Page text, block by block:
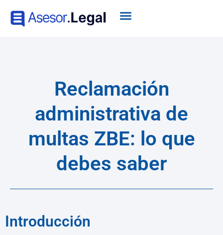
Reclamación
administrativa de
multas ZBE: lo que
debes saber
Introducción